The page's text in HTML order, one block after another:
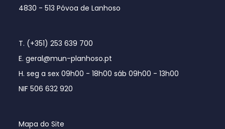
4830 - 513 Póvoa de Lanhoso
T. (+351) 253 639 700
E. geral@mun-planhoso.pt
H. seg a sex 09h00 - 18h00 sáb 09h00 - 13h00
NIF 506 632 920
Mapa do Site